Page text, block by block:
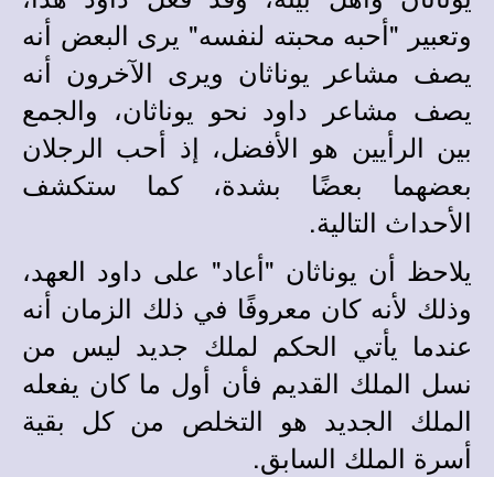
وتعبير "أحبه محبته لنفسه" يرى البعض أنه
يصف مشاعر يوناثان ويرى الآخرون أنه
يصف مشاعر داود نحو يوناثان، والجمع
بين الرأيين هو الأفضل، إذ أحب الرجلان
بعضهما بعضًا بشدة، كما ستكشف
الأحداث التالية.
يلاحظ أن يوناثان "أعاد" على داود العهد،
وذلك لأنه كان معروفًا في ذلك الزمان أنه
عندما يأتي الحكم لملك جديد ليس من
نسل الملك القديم فأن أول ما كان يفعله
الملك الجديد هو التخلص من كل بقية
أسرة الملك السابق.